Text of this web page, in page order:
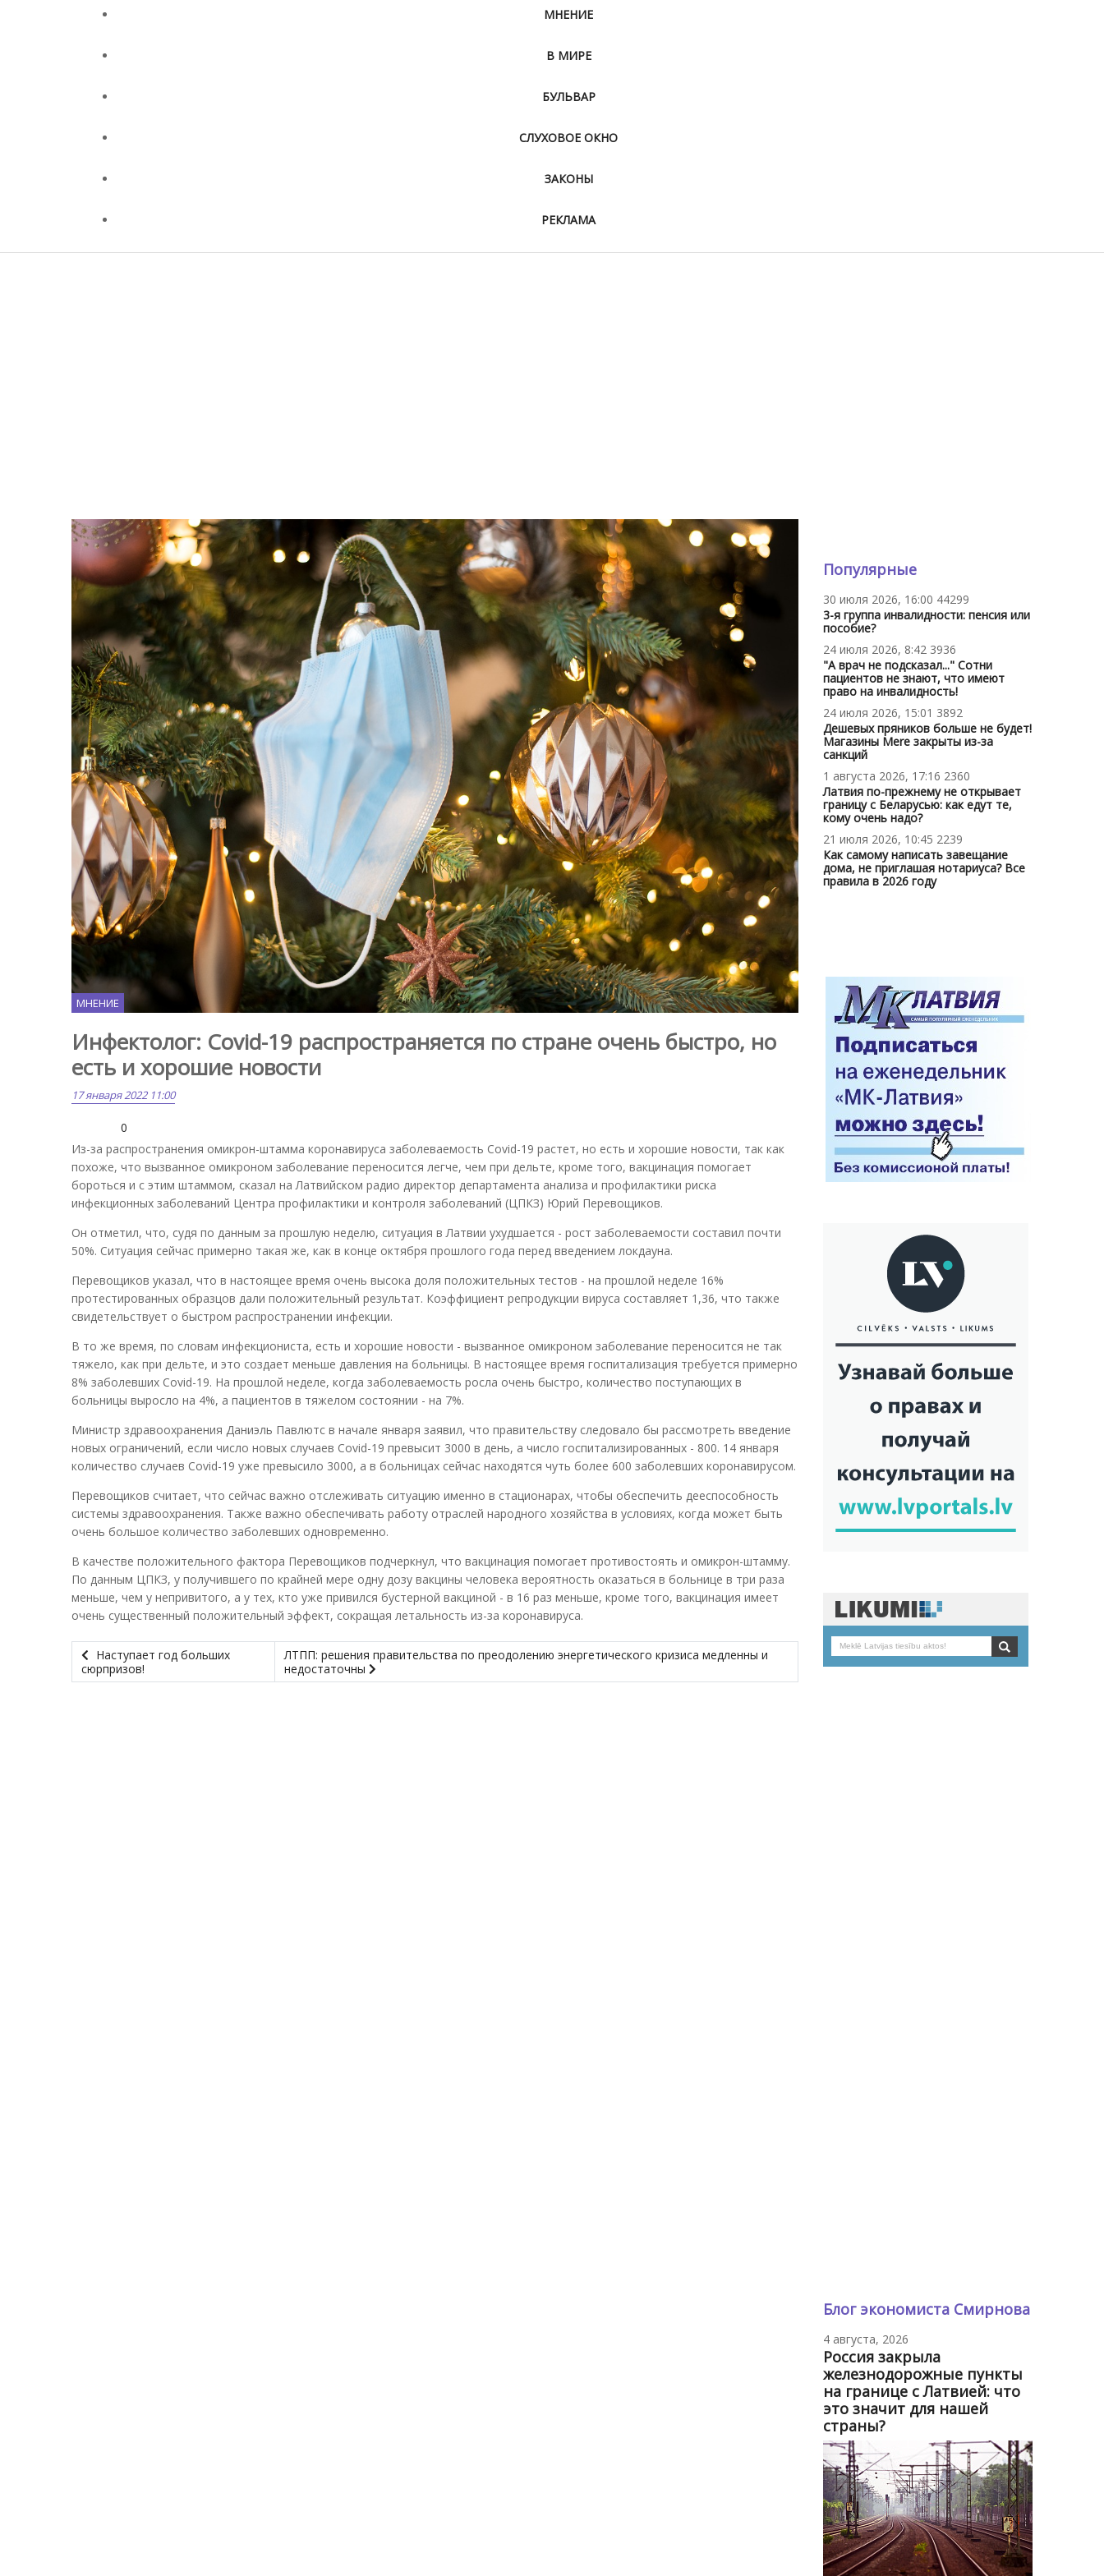
МНЕНИЕ
В МИРЕ
БУЛЬВАР
СЛУХОВОЕ ОКНО
ЗАКОНЫ
РЕКЛАМА
МНЕНИЕ
Инфектолог: Covid-19 распространяется по стране очень быстро, но
есть и хорошие новости
17 января 2022 11:00
0
Из-за распространения омикрон-штамма коронавируса заболеваемость Covid-19 растет, но есть и хорошие новости, так как
похоже, что вызванное омикроном заболевание переносится легче, чем при дельте, кроме того, вакцинация помогает
бороться и с этим штаммом, сказал на Латвийском радио директор департамента анализа и профилактики риска
инфекционных заболеваний Центра профилактики и контроля заболеваний (ЦПКЗ) Юрий Перевощиков.
Он отметил, что, судя по данным за прошлую неделю, ситуация в Латвии ухудшается - рост заболеваемости составил почти
50%. Ситуация сейчас примерно такая же, как в конце октября прошлого года перед введением локдауна.
Перевощиков указал, что в настоящее время очень высока доля положительных тестов - на прошлой неделе 16%
протестированных образцов дали положительный результат. Коэффициент репродукции вируса составляет 1,36, что также
свидетельствует о быстром распространении инфекции.
В то же время, по словам инфекциониста, есть и хорошие новости - вызванное омикроном заболевание переносится не так
тяжело, как при дельте, и это создает меньше давления на больницы. В настоящее время госпитализация требуется примерно
8% заболевших Covid-19. На прошлой неделе, когда заболеваемость росла очень быстро, количество поступающих в
больницы выросло на 4%, а пациентов в тяжелом состоянии - на 7%.
Министр здравоохранения Даниэль Павлютс в начале января заявил, что правительству следовало бы рассмотреть введение
новых ограничений, если число новых случаев Covid-19 превысит 3000 в день, а число госпитализированных - 800. 14 января
количество случаев Covid-19 уже превысило 3000, а в больницах сейчас находятся чуть более 600 заболевших коронавирусом.
Перевощиков считает, что сейчас важно отслеживать ситуацию именно в стационарах, чтобы обеспечить дееспособность
системы здравоохранения. Также важно обеспечивать работу отраслей народного хозяйства в условиях, когда может быть
очень большое количество заболевших одновременно.
В качестве положительного фактора Перевощиков подчеркнул, что вакцинация помогает противостоять и омикрон-штамму.
По данным ЦПКЗ, у получившего по крайней мере одну дозу вакцины человека вероятность оказаться в больнице в три раза
меньше, чем у непривитого, а у тех, кто уже привился бустерной вакциной - в 16 раз меньше, кроме того, вакцинация имеет
очень существенный положительный эффект, сокращая летальность из-за коронавируса.
Наступает год больших
сюрпризов!
ЛТПП: решения правительства по преодолению энергетического кризиса медленны и
недостаточны
Популярные
30 июля 2026, 16:00 44299
3-я группа инвалидности: пенсия или
пособие?
24 июля 2026, 8:42 3936
"А врач не подсказал..." Сотни
пациентов не знают, что имеют
право на инвалидность!
24 июля 2026, 15:01 3892
Дешевых пряников больше не будет!
Магазины Mere закрыты из-за
санкций
1 августа 2026, 17:16 2360
Латвия по-прежнему не открывает
границу с Беларусью: как едут те,
кому очень надо?
21 июля 2026, 10:45 2239
Как самому написать завещание
дома, не приглашая нотариуса? Все
правила в 2026 году
Блог экономиста Смирнова
4 августа, 2026
Россия закрыла
железнодорожные пункты
на границе с Латвией: что
это значит для нашей
страны?